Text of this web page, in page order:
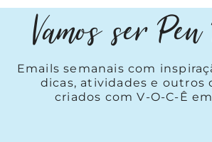
Vamos ser
Emails semanais com
dicas, atividades e outros
criados com V-O-C-Ê